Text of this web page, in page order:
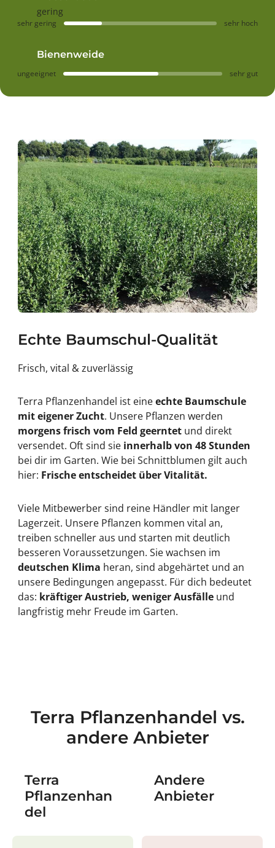
gering
sehr gering sehr hoch
Bienenweide
ungeeignet sehr gut
Echte Baumschul-Qualität
Frisch, vital & zuverlässig
Terra Pflanzenhandel ist eineechte Baumschule
mit eigener Zucht. Unsere Pflanzen werden
morgens frisch vom Feld geerntetund direkt
versendet. Oft sind sie innerhalb von 48 Stunden
bei dir im Garten. Wie bei Schnittblumen gilt auch
hier: Frische entscheidet über Vitalität.
Viele Mitbewerber sind reine Händler mit langer
Lagerzeit. Unsere Pflanzen kommen vital an,
treiben schneller aus und starten mit deutlich
besseren Voraussetzungen. Sie wachsen im
deutschen Klima heran, sind abgehärtet und an
unsere Bedingungen angepasst. Für dich bedeutet
das: kräftiger Austrieb, weniger Ausfälle und
langfristig mehr Freude im Garten.
Terra Pflanzenhandel vs.
andere Anbieter
Terra
Pflanzenhan
del
Andere
Anbieter